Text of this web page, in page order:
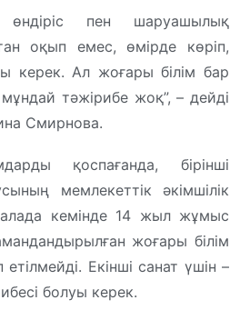
өндіріс пен шаруашылық
оқып емес, өмірде көріп,
керек. Ал жоғары білім бар
тәжірибе жоқ”, – дейді
Смирнова.
қоспағанда, бірінші
мемлекеттік әкімшілік
кемінде 14 жыл жұмыс
жоғары білім
Екінші санат үшін –
болуы керек.